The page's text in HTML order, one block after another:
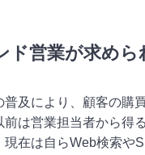
ド営業が求めら
普及により、顧客の購
は営業担当者から得
現在は自らWeb検索や